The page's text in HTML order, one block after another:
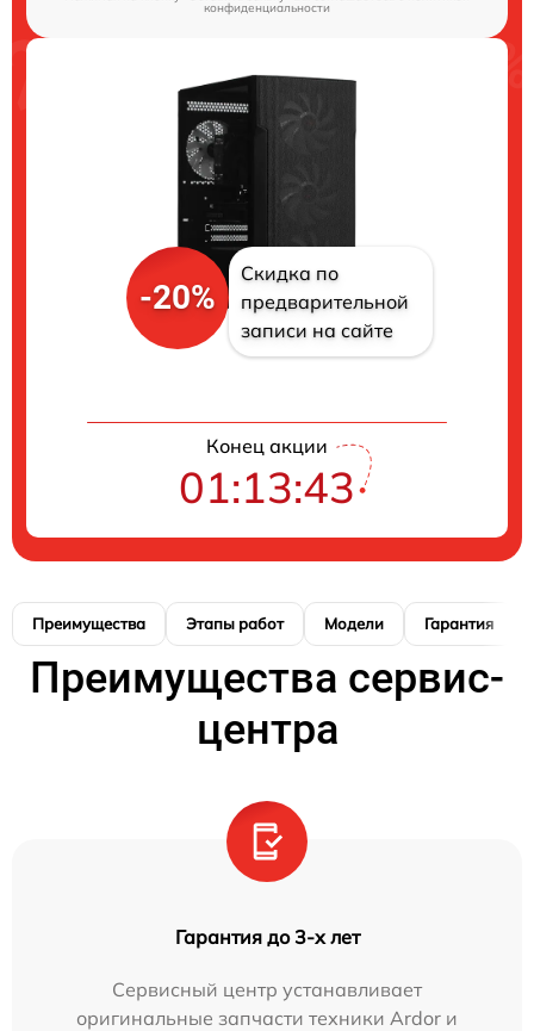
конфиденциальности
-20%
Скидка по
предварительной
записи на сайте
Конец акции
01:13:42
Преимущества Этапы работ Модели Гарантия
Преимущества сервис-
центра
Гарантия до 3-х лет
Сервисный центр устанавливает
оригинальные запчасти техники Ardor и